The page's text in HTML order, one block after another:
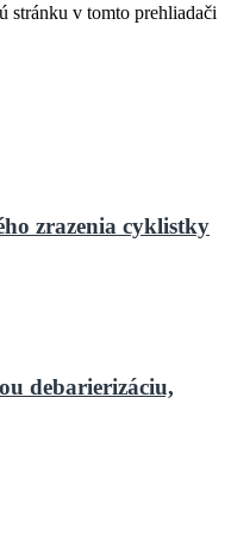
stránku v tomto prehliadači
zrazenia cyklistky
debarierizáciu,